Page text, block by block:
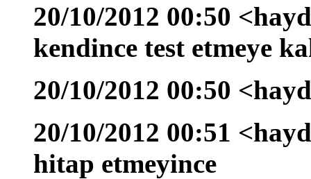
20/10/2012 00:50
kendince test etmeye
20/10/2012 00:50
20/10/2012 00:51
hitap etmeyince